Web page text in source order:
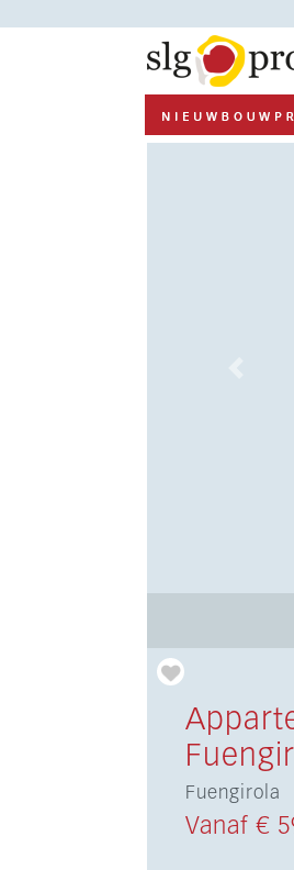
Fuengirola
Vanaf €